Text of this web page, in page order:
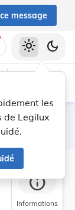
message
les
de Legilux
light_mode dark_mode
Fermer la barre
info
Informations